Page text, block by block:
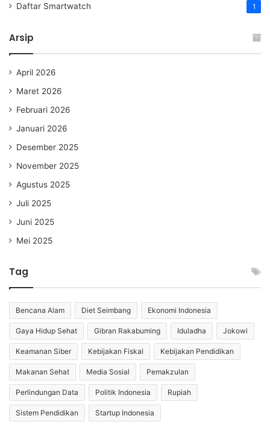
Daftar Smartwatch 1
Arsip
April 2026
Maret 2026
Februari 2026
Januari 2026
Desember 2025
November 2025
Agustus 2025
Juli 2025
Juni 2025
Mei 2025
Tag
Bencana Alam Diet Seimbang Ekonomi Indonesia
Gaya Hidup Sehat Gibran Rakabuming Iduladha Jokowi
Keamanan Siber Kebijakan Fiskal Kebijakan Pendidikan
Makanan Sehat Media Sosial Pemakzulan
Perlindungan Data Politik Indonesia Rupiah
Sistem Pendidikan Startup Indonesia